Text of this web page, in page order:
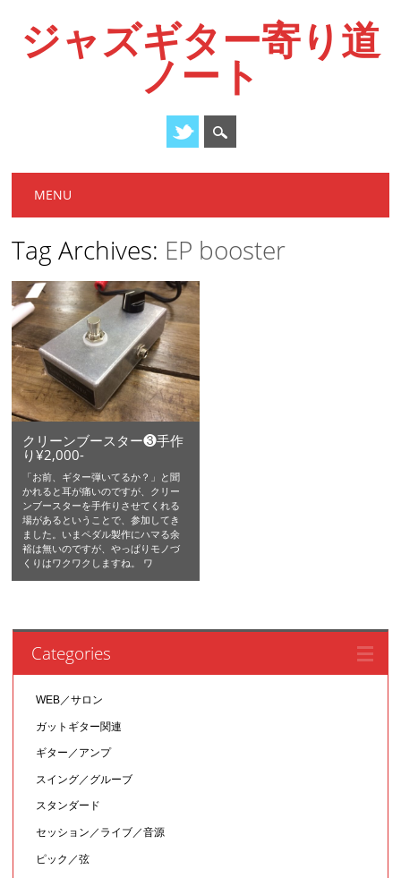
ジャズギター寄り道
ノート
Main menu
MENU
Tag Archives: EP booster
クリーンブースター❸手作
り¥2,000-
「お前、ギター弾いてるか？」と聞
かれると耳が痛いのですが、クリー
ンブースターを手作りさせてくれる
場があるということで、参加してき
ました。いまペダル製作にハマる余
裕は無いのですが、やっぱりモノづ
くりはワクワクしますね。 ワ
Categories
WEB／サロン
ガットギター関連
ギター／アンプ
スイング／グルーブ
スタンダード
セッション／ライブ／音源
ピック／弦